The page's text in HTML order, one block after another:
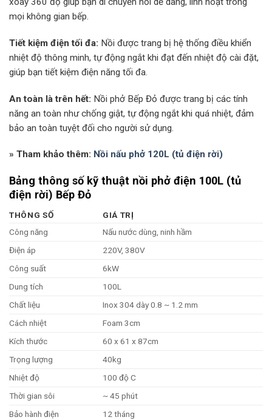
mọi không gian bếp.
Tiết kiệm điện tối đa: Nồi được trang bị hệ thống điều khiển
nhiệt độ thông minh, tự động ngắt khi đạt đến nhiệt độ cài đặt,
giúp bạn tiết kiệm điện năng tối đa.
An toàn là trên hết: Nồi phở Bếp Đỏ được trang bị các tính
năng an toàn như chống giật, tự động ngắt khi quá nhiệt, đảm
bảo an toàn tuyệt đối cho người sử dụng.
» Tham khảo thêm: Nồi nấu phở 120L (tủ điện rời)
Bảng thông số kỹ thuật nồi phở điện 100L (tủ
điện rời) Bếp Đỏ
THÔNG SỐ
GIÁ TRỊ
Công năng
Nấu nước dùng, ninh hầm
Điện áp
220V, 380V
Công suất
6kW
Dung tích
100L
Chất liệu
Inox 304 dày 0.8 ~ 1.2 mm
Cách nhiệt
Foam 3cm
Kích thước
60 x 61 x 87cm
Trọng lượng
40kg
Nhiệt độ
100 độ C
Thời gian sôi
~ 45 phút
Bảo hành điện
12 tháng